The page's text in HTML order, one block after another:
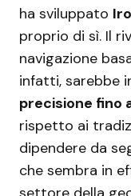
ha sviluppato
proprio di sì. Il
navigazione
infatti, sarebbe
precisione fino
rispetto ai
dipendere da
che sembra in